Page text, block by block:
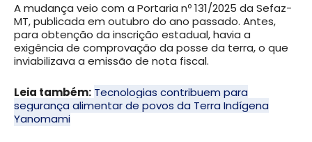
A mudança veio com a Portaria nº 131/2025 da Sefaz-
MT, publicada em outubro do ano passado. Antes,
para obtenção da inscrição estadual, havia a
exigência de comprovação da posse da terra, o que
inviabilizava a emissão de nota fiscal.
Leia também: Tecnologias contribuem para
segurança alimentar de povos da Terra Indígena
Yanomami